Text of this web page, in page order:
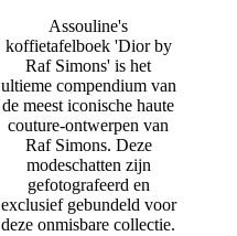
Assouline's
koffietafelboek 'Dior by
Raf Simons' is het
ultieme compendium van
de meest iconische haute
couture-ontwerpen van
Raf Simons. Deze
modeschatten zijn
gefotografeerd en
exclusief gebundeld voor
deze onmisbare collectie.